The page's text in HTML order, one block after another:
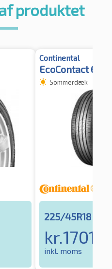
produktet
Continental
EcoContact 6 XL
Sommerdæk
225/45R18 95Y
kr.
inkl. moms